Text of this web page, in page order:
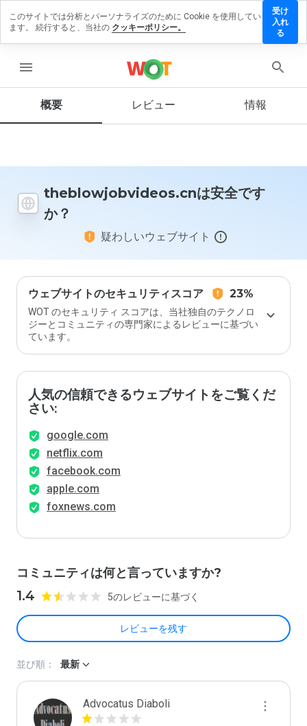
menu
概要 レビュー 情報
theblowjobvideos.cnは安全です
か？
疑わしいウェブサイト
ウェブサイトのセキュリティスコア 23%
WOT のセキュリティ スコアは、当社独自のテクノロ
ジーとコミュニティの専門家によるレビューに基づい
ています。
人気の信頼できるウェブサイトをご覧くだ
さい:
google.com
netflix.com
facebook.com
apple.com
foxnews.com
コミュニティは何と言っていますか?
1.4 5のレビューに基づく
レビューを残す
ーを残す
ウェ
を1
間
で、
ます
か？
並び順： 最新
Advocatus Diaboli
このサイトでは分析とパーソナライズのために Cookie を使用してい
ます。 続行すると、当社の クッキーポリシー。
受け
入れ
る